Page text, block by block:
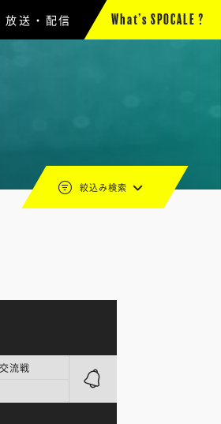
放送・配信 What’s SPOCALE ?
絞込み検索
流戦